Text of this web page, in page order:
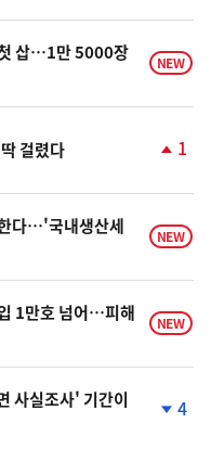
삽…1만 5000장
NEW
걸렸다
상
승
1
다…'국내생산세
NEW
1만호 넘어…피해
NEW
사실조사' 기간이
4